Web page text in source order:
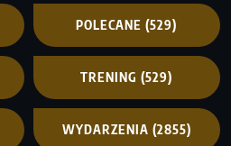
POLECANE (529)
TRENING (529)
WYDARZENIA (2855)